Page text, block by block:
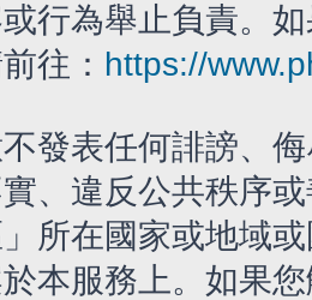
行為舉止負責。
往： https://
發表任何誹謗、
、違反公共秩序
所在國家或地域
本服務上。如果